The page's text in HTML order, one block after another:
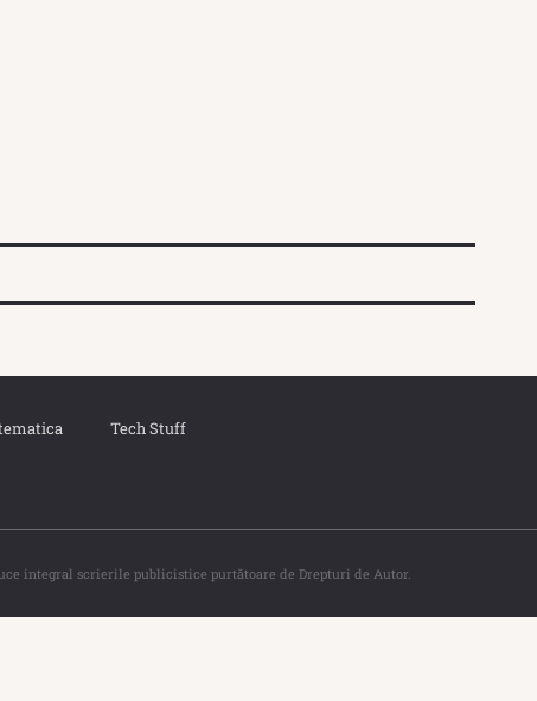
Tech Stuff
integral scrierile publicistice purtătoare de Drepturi de Autor.